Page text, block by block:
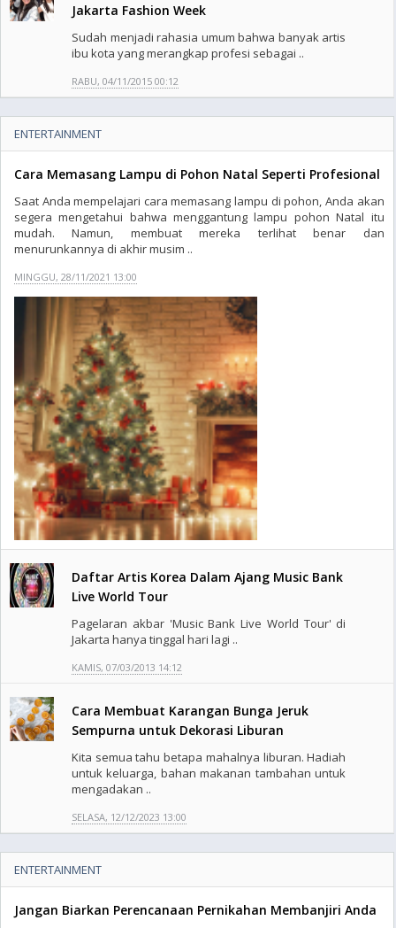
Jakarta Fashion Week
Sudah menjadi rahasia umum bahwa banyak artis
ibu kota yang merangkap profesi sebagai ..
RABU, 04/11/2015 00:12
ENTERTAINMENT
Cara Memasang Lampu di Pohon Natal Seperti Profesional
Saat Anda mempelajari cara memasang lampu di pohon, Anda akan
segera mengetahui bahwa menggantung lampu pohon Natal itu
mudah. Namun, membuat mereka terlihat benar dan
menurunkannya di akhir musim ..
MINGGU, 28/11/2021 13:00
Daftar Artis Korea Dalam Ajang Music Bank
Live World Tour
Pagelaran akbar 'Music Bank Live World Tour' di
Jakarta hanya tinggal hari lagi ..
KAMIS, 07/03/2013 14:12
Cara Membuat Karangan Bunga Jeruk
Sempurna untuk Dekorasi Liburan
Kita semua tahu betapa mahalnya liburan. Hadiah
untuk keluarga, bahan makanan tambahan untuk
mengadakan ..
SELASA, 12/12/2023 13:00
ENTERTAINMENT
Jangan Biarkan Perencanaan Pernikahan Membanjiri Anda